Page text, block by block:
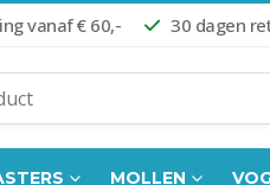
vanaf € 60,- 30 dagen
MOLLEN